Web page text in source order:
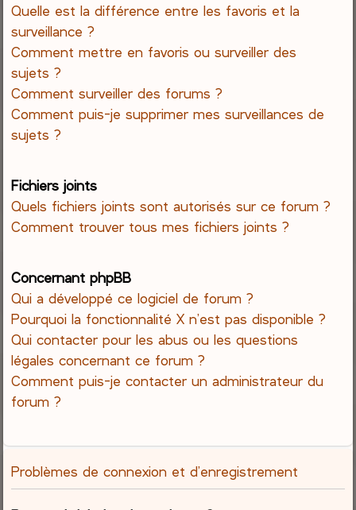
Quelle est la différence entre les favoris et la
surveillance ?
Comment mettre en favoris ou surveiller des
sujets ?
Comment surveiller des forums ?
Comment puis-je supprimer mes surveillances de
sujets ?
Fichiers joints
Quels fichiers joints sont autorisés sur ce forum ?
Comment trouver tous mes fichiers joints ?
Concernant phpBB
Qui a développé ce logiciel de forum ?
Pourquoi la fonctionnalité X n’est pas disponible ?
Qui contacter pour les abus ou les questions
légales concernant ce forum ?
Comment puis-je contacter un administrateur du
forum ?
Problèmes de connexion et d’enregistrement